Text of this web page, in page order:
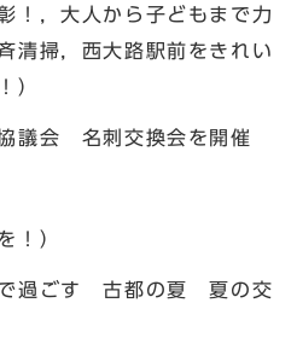
！，大人から子どもまで力
清掃，西大路駅前をきれい
）
議会 名刺交換会を開催
！）
過ごす 古都の夏 夏の交